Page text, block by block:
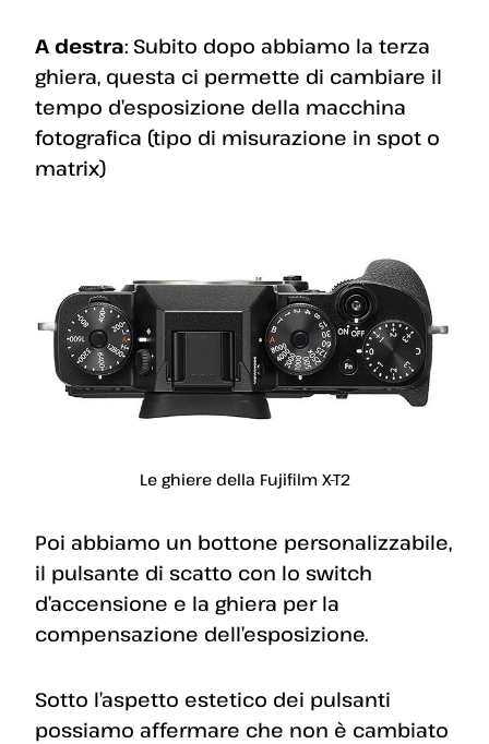
A destra: Subito dopo abbiamo la terza
ghiera, questa ci permette di cambiare il
tempo d’esposizione della macchina
fotografica (tipo di misurazione in spot o
matrix)
Le ghiere della Fujifilm X-T2
Poi abbiamo un bottone personalizzabile,
il pulsante di scatto con lo switch
d’accensione e la ghiera per la
compensazione dell’esposizione.
Sotto l’aspetto estetico dei pulsanti
possiamo affermare che non è cambiato